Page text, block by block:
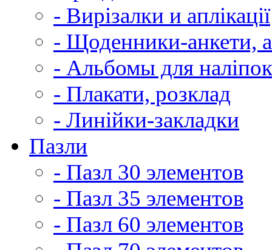
- Вирізалки и аплікації
- Щоденники-анкети,
- Альбомы для наліпок
- Плакати, розклад
- Линійки-закладки
Пазли
- Пазл 30 элементов
- Пазл 35 элементов
- Пазл 60 элементов